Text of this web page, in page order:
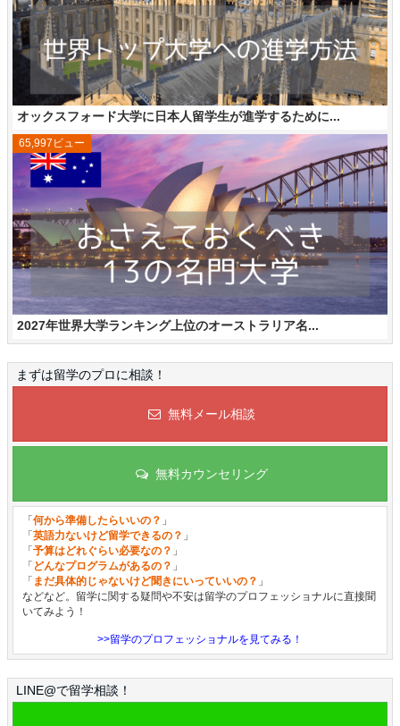
オックスフォード大学に日本人留学生が進学するために...
2027年世界大学ランキング上位のオーストラリア名...
65,997ビュー
まずは留学のプロに相談！
無料メール相談
無料カウンセリング
「 何から準備したらいいの？ 」
「 英語力ないけど留学できるの？ 」
「 予算はどれぐらい必要なの？ 」
「 どんなプログラムがあるの？ 」
「 まだ具体的じゃないけど聞きにいっていいの？ 」
などなど。留学に関する疑問や不安は留学のプロフェッショナルに直接聞
いてみよう！
>>留学のプロフェッショナルを見てみる！
LINE@で留学相談！